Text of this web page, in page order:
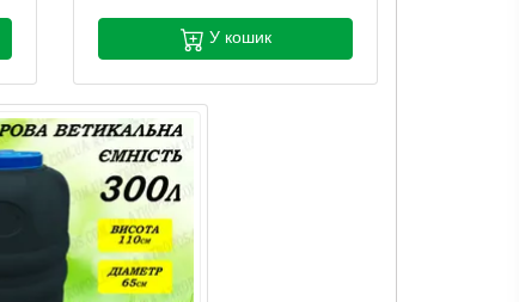
У кошик